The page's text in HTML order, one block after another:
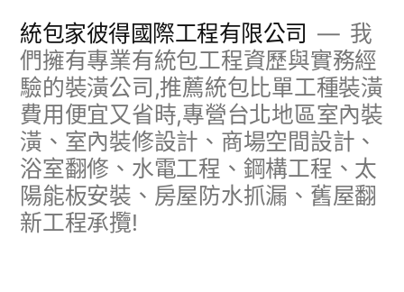
統包家彼得國際工程有限公司
我
們擁有專業有統包工程資歷與實務經
驗的裝潢公司,推薦統包比單工種裝潢
費用便宜又省時,專營台北地區室內裝
潢、室內裝修設計、商場空間設計、
浴室翻修、水電工程、鋼構工程、太
陽能板安裝、房屋防水抓漏、舊屋翻
新工程承攬!